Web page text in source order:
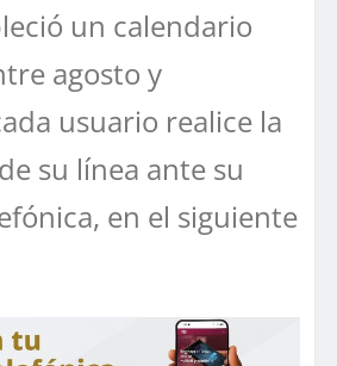
un calendario
agosto y
usuario realice la
su línea ante su
en el siguiente